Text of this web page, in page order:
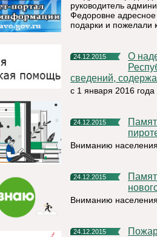
руководитель
Федоровне адресное
подарки и пожелали
24.12.2015
О наделении филиала ФГБУ «ФКП Росреестра» по
сведений,
с 1 января 2016 года
24.12.2015
Памятка по применению гражданами бытовой
Вниманию
24.12.2015
Памятка о мерах пожарной безопасности в период
Вниманию
24.12.2015